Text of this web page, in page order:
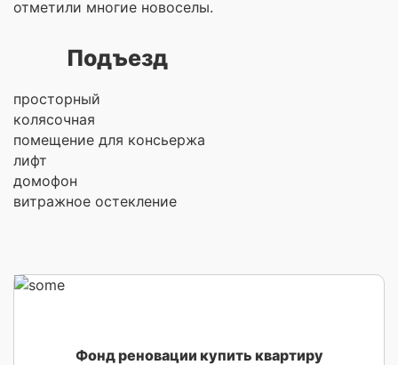
отметили многие новоселы.
Подъезд
просторный
колясочная
помещение для консьержа
лифт
домофон
витражное остекление
Фонд реновации купить квартиру